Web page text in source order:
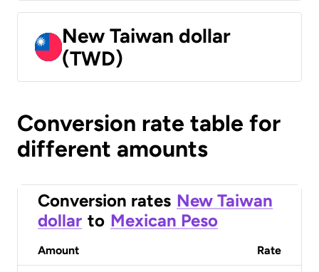
New Taiwan dollar
(TWD)
Conversion rate table for
different amounts
Conversion rates New Taiwan
dollar to Mexican Peso
Amount Rate